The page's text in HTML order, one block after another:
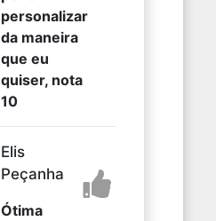
personalizar
da maneira
que eu
quiser, nota
10
Elis
Peçanha
Ótima